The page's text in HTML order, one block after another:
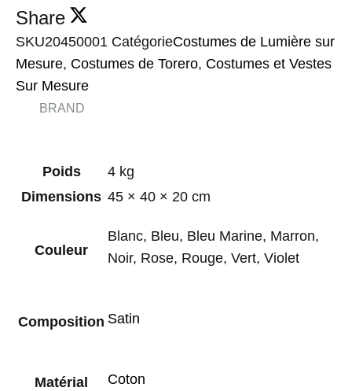
Share
SKU20450001 CatégorieCostumes de Lumière sur
Mesure, Costumes de Torero, Costumes et Vestes
Sur Mesure
BRAND
Poids
4 kg
Dimensions 45 × 40 × 20 cm
Couleur
Blanc, Bleu, Bleu Marine, Marron,
Noir, Rose, Rouge, Vert, Violet
Composition Satin
Matérial Coton